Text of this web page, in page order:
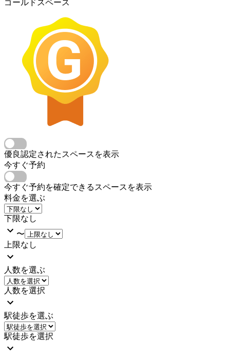
ゴールドスペース
優良認定されたスペースを表示
今すぐ予約
今すぐ予約を確定できるスペースを表示
料金を選ぶ
下限なし
〜
上限なし
人数を選ぶ
人数を選択
駅徒歩を選ぶ
駅徒歩を選択